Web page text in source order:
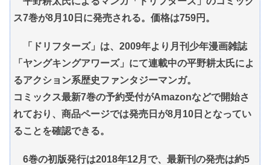
ス7巻が8月10日に発売される。価格は759円。
「ドリフターズ」は、2009年より月刊少年漫画雑誌
「ヤングキングアワーズ」にて連載中の平野耕太氏によ
るアクション系歴史ファンタジーマンガ。
コミックス最新7巻の予約受付がAmazonなどで開始さ
れており、商品ページでは発売日が8月10日となってい
ることを確認できる。
6巻の初版発行は2018年12月で、最新刊の発売は約5